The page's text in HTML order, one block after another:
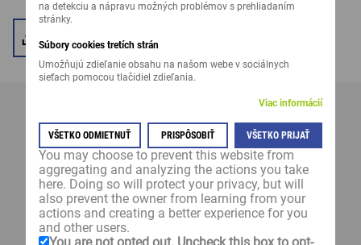
LIDCOVER MELLIFERE SK - PRODUKTOVÝ LIST
hlavnej plodiny. V nasledujúcom roku poskytujú na
kvety bohaté strukoviny účinný a cielený pôdny kryt a
zabezpečujú užitočnú obnovu vegetácie. Pritom veľmi
vysoký nektárový potenciál použitých druhov
podporuje najmä opeľujúci hmyz. Mulčovanie môže
byť prospešné v závislosti od tlaku burín. Ďalšou
na detekciu a nápravu možných problémov s prehliadaním
stránky.
Súbory cookies tretích strán
Umožňujú zdieľanie obsahu na našom webe v sociálnych
sieťach pomocou tlačidiel zdieľania.
Viac informácií
VŠETKO ODMIETNUŤ PRISPÔSOBIŤ VŠETKO PRIJAŤ
You may choose to prevent this website from
aggregating and analyzing the actions you take
here. Doing so will protect your privacy, but will
also prevent the owner from learning from your
actions and creating a better experience for you
and other users.